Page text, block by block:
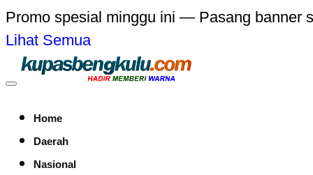
Promo spesial minggu ini — Pasang banner
Lihat Semua
Home
Daerah
Nasional